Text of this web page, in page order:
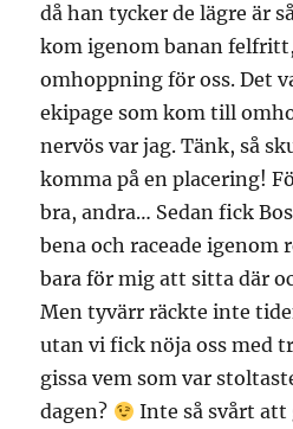
då han tycker de lägre är
kom igenom banan
omhoppning för oss. Det
ekipage som kom till
nervös var jag. Tänk, så
komma på en placering!
bra, andra… Sedan fick
bena och raceade igenom
bara för mig att sitta där
Men tyvärr räckte inte
utan vi fick nöja oss med
gissa vem som var
dagen?
Inte så svårt att